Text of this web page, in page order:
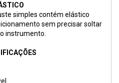
simples contém elástico
sem precisar soltar
instrumento.